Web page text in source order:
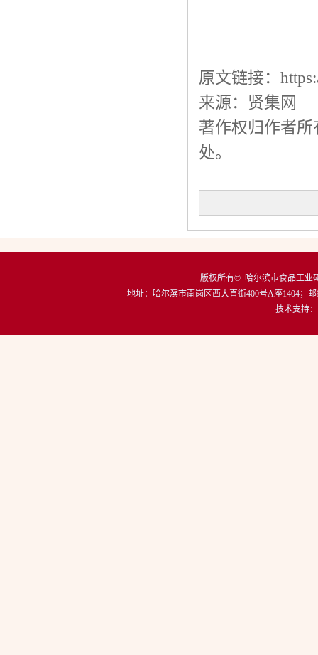
原文链接：
来源：贤集网
著作权归作者
处。
版权所有© 哈尔滨市食品工
地址： 哈尔滨市南岗区西大直街400号A座1404；
技术支持：